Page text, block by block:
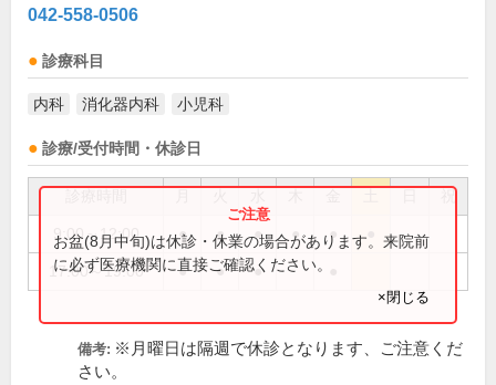
042-558-0506
診療科目
内科 消化器内科 小児科
診療/受付時間・休診日
祝
9:00～12:00 ● ● ● ● ●
17:00～19:00 ● ● ●
お盆(8月中旬)は休診・休業の場合があります。来院前
に必ず医療機関に直接ご確認ください。
×閉じる
備考: ※月曜日は隔週で休診となります、ご注意くだ
さい。